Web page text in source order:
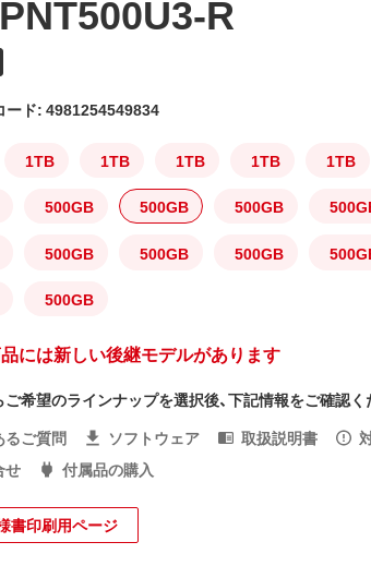
R
ード: 4981254549834
1TB 1TB 1TB 1TB 1TB
500GB 500GB 500GB
500GB 500GB 500GB
500GB
には新しい後継モデルがあります
希望のラインナップを選択後、下記情報をご確認く
るご質問
ソフトウェア 取扱説明書
せ
付属品の購入
書印刷用ページ